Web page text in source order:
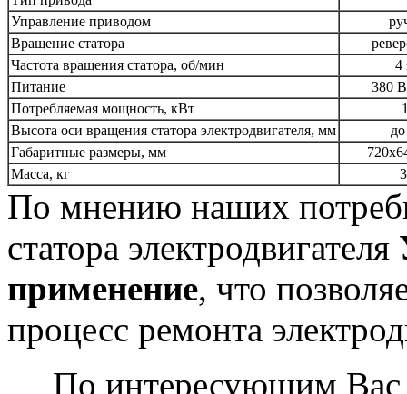
Управление приводом
Вращение статора
Частота вращения статора, об/мин
4
Питание
380
Потребляемая мощность, кВт
Высота оси вращения статора электродвигателя, мм
Габаритные размеры, мм
Масса, кг
По мнению наших
статора электродвигателя
применение, что
процесс ремонта
По интересующим Вас